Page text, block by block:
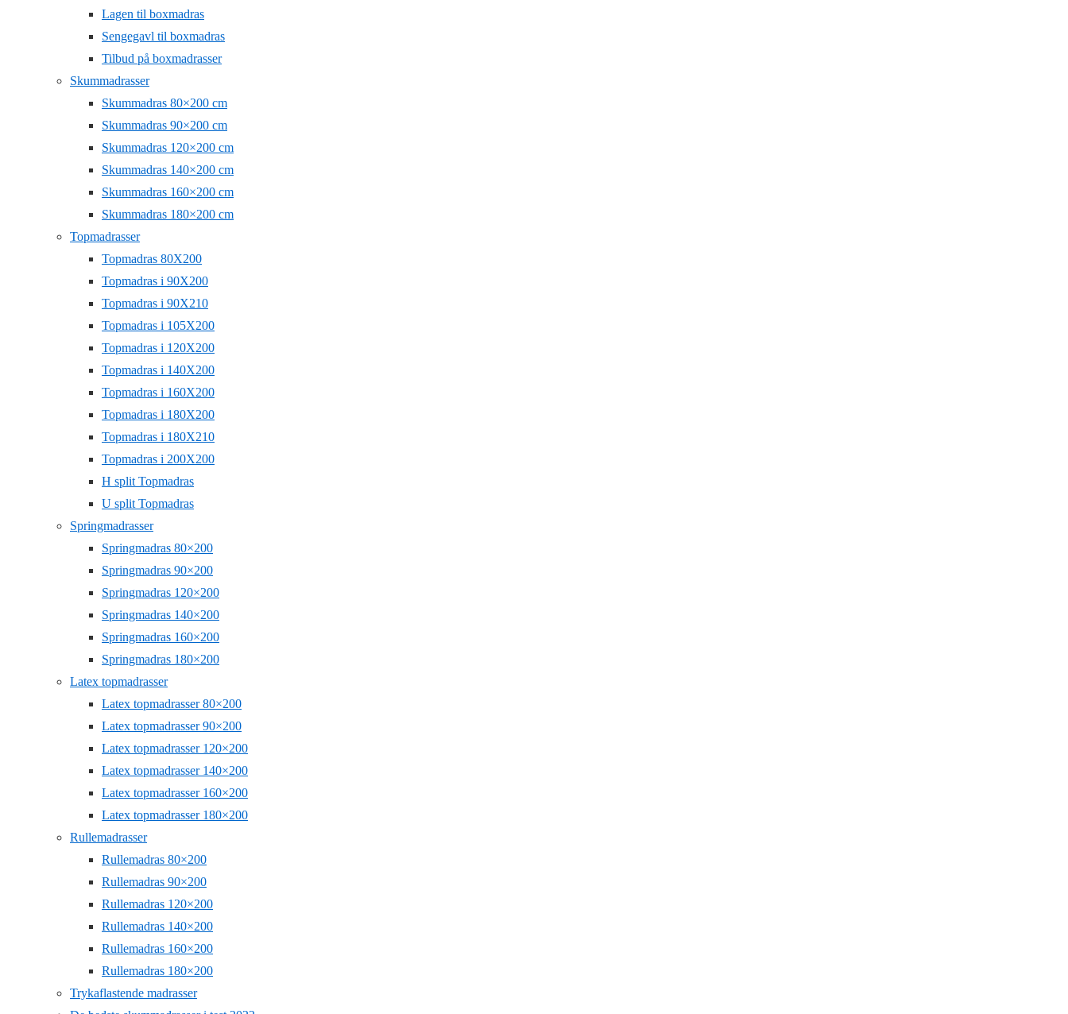
Lagen til boxmadras
Sengegavl til boxmadras
Tilbud på boxmadrasser
Skummadrasser
Skummadras 80×200 cm
Skummadras 90×200 cm
Skummadras 120×200 cm
Skummadras 140×200 cm
Skummadras 160×200 cm
Skummadras 180×200 cm
Topmadrasser
Topmadras 80X200
Topmadras i 90X200
Topmadras i 90X210
Topmadras i 105X200
Topmadras i 120X200
Topmadras i 140X200
Topmadras i 160X200
Topmadras i 180X200
Topmadras i 180X210
Topmadras i 200X200
H split Topmadras
U split Topmadras
Springmadrasser
Springmadras 80×200
Springmadras 90×200
Springmadras 120×200
Springmadras 140×200
Springmadras 160×200
Springmadras 180×200
Latex topmadrasser
Latex topmadrasser 80×200
Latex topmadrasser 90×200
Latex topmadrasser 120×200
Latex topmadrasser 140×200
Latex topmadrasser 160×200
Latex topmadrasser 180×200
Rullemadrasser
Rullemadras 80×200
Rullemadras 90×200
Rullemadras 120×200
Rullemadras 140×200
Rullemadras 160×200
Rullemadras 180×200
Trykaflastende madrasser